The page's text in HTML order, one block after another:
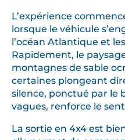
L’expérience
lorsque le véhicule
l’océan Atlantique et
Rapidement, le
montagnes de sable
certaines plongeant
silence, ponctué par le
vagues, renforce le
La sortie en 4x4 est